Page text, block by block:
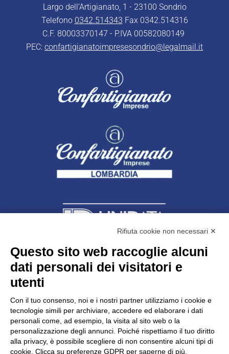
Largo dell’Artigianato, 1 - 23100 Sondrio
Telefono 0342.514343 Fax 0342.514316
C.F. 80003370147 - P.IVA 00582080149
PEC: confartigianatoimpresesondrio@legalmail.it
Unidata s.r.lcon unico socio
Largo dell’Artigianato, 1 - 23100 Sondrio
C.F. 00481790145 - N.REA SO-36426
PEC: unidata.sondrio@legalmail.it
Cap. soc. euro 100.000,00 i.v.
Rifiuta cookie non necessari ✕
Questo sito web raccoglie alcuni
dati personali dei visitatori e
utenti
Con il tuo consenso, noi e i nostri partner utilizziamo i cookie e
tecnologie simili per archiviare, accedere ed elaborare i dati
personali come, ad esempio, la visita al sito web o la
personalizzazione degli annunci. Poiché rispettiamo il tuo diritto
alla privacy, è possibile scegliere di non consentire alcuni tipi di
cookie. Clicca su preferenze GDPR per saperne di più.